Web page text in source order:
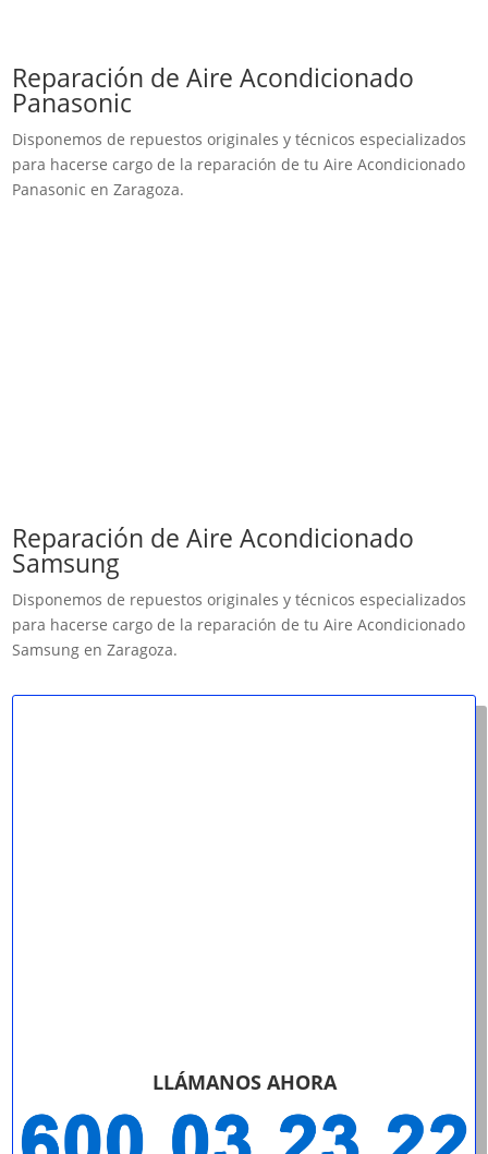
Reparación de Aire Acondicionado
Panasonic
Disponemos de repuestos originales y técnicos especializados
para hacerse cargo de la reparación de tu Aire Acondicionado
Panasonic en Zaragoza.
Reparación de Aire Acondicionado
Samsung
Disponemos de repuestos originales y técnicos especializados
para hacerse cargo de la reparación de tu Aire Acondicionado
Samsung en Zaragoza.
LLÁMANOS AHORA